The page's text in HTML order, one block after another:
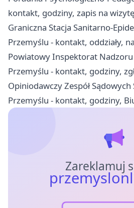
kontakt, godziny, zapis na wizytę
Graniczna Stacja Sanitarno-
Przemyślu - kontakt, oddziały,
Powiatowy Inspektorat
Przemyślu - kontakt, godziny,
Opiniodawczy Zespół
Przemyślu - kontakt, godziny,
Zareklamuj